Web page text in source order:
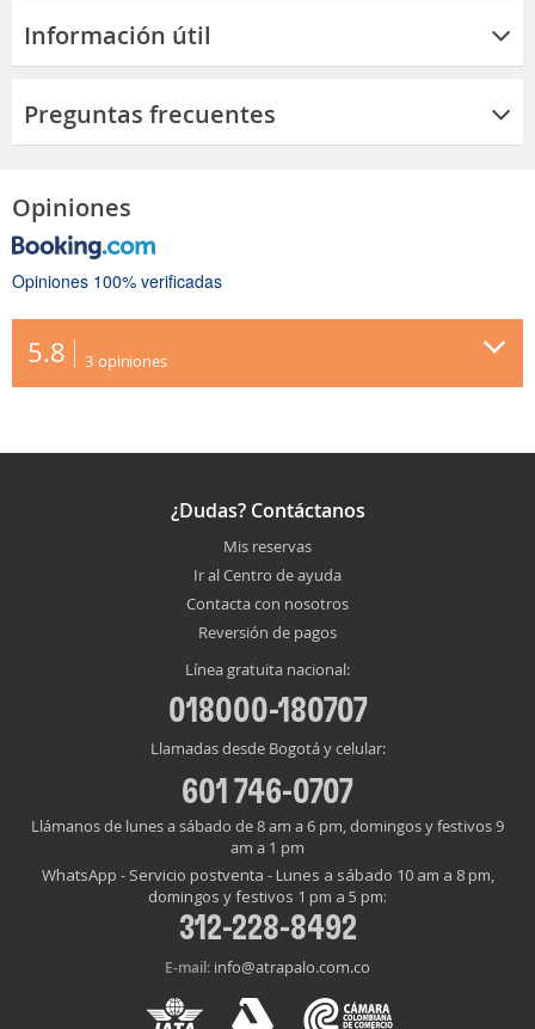
Información útil
Preguntas frecuentes
Opiniones
Opiniones 100% verificadas
5.8 3 opiniones
¿Dudas? Contáctanos
Mis reservas
Ir al Centro de ayuda
Contacta con nosotros
Reversión de pagos
Línea gratuita nacional:
018000-180707
Llamadas desde Bogotá y celular:
601 746-0707
Llámanos de lunes a sábado de 8 am a 6 pm, domingos y festivos 9
am a 1 pm
WhatsApp - Servicio postventa - Lunes a sábado 10 am a 8 pm,
domingos y festivos 1 pm a 5 pm:
312-228-8492
E-mail: info@atrapalo.com.co